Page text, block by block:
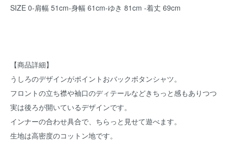
SIZE 0-肩幅 51cm-身幅 61cm-ゆき 81cm -着丈 69cm
【商品詳細】
うしろのデザインがポイントおバックボタンシャツ。
フロントの立ち襟や袖口のディテールなどきちっと感もありつつ
実は後ろが開いているデザインです。
インナーの合わせ具合で、ちらっと見せて遊べます。
生地は高密度のコットン地です。